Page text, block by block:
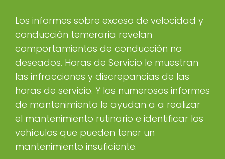
Los informes sobre exceso de velocidad y
conducción temeraria revelan
comportamientos de conducción no
deseados. Horas de Servicio le muestran
las infracciones y discrepancias de las
horas de servicio. Y los numerosos informes
de mantenimiento le ayudan a a realizar
el mantenimiento rutinario e identificar los
vehículos que pueden tener un
mantenimiento insuficiente.